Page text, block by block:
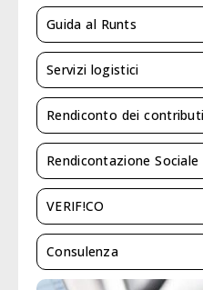
Guida al Runts
Servizi logistici
Rendiconto dei
Rendicontazione Sociale
VERIF!CO
Consulenza